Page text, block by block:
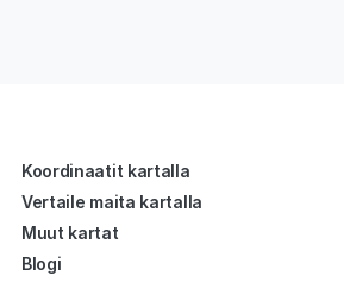
Koordinaatit kartalla
Vertaile maita kartalla
Muut kartat
Blogi